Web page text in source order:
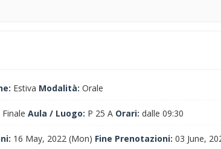
Estiva Modalità: Orale
Aula / Luogo: P 25 A Orari: dalle 09:30
16 May, 2022 (Mon) Fine Prenotazioni: 03 June,